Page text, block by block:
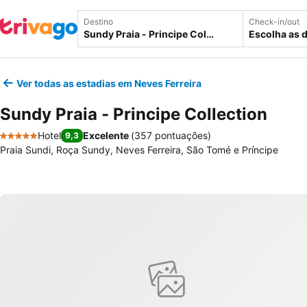
Destino Check-in/out
Escolha as
Ver todas as estadias em Neves Ferreira
Sundy Praia - Principe Collection
5 Estrelas
Hotel 9,3 Excelente (357 pontuações)
Praia Sundi, Roça Sundy, Neves Ferreira, São Tomé e Príncipe